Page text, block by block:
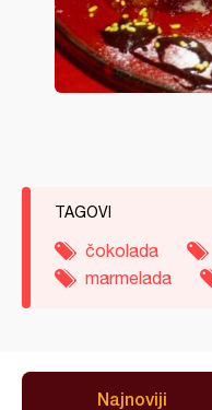
TAGOVI
čokolada
marmelada
Najnoviji